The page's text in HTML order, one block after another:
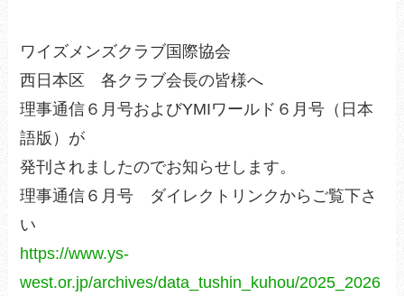
ワイズメンズクラブ国際協会
西日本区 各クラブ会長の皆様へ
理事通信６月号およびYMIワールド６月号（日本
語版）が
発刊されましたのでお知らせします。
理事通信６月号 ダイレクトリンクからご覧下さ
い
https://www.ys-
west.or.jp/archives/data_tushin_kuhou/2025_2026